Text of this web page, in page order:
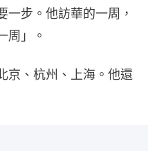
一步。他訪華的一周，
周」。
京、杭州、上海。他還